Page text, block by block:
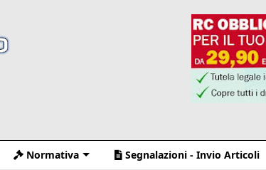
Normativa Segnalazioni - Invio Articoli